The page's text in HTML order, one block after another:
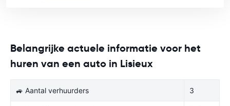
Belangrijke actuele informatie voor het
huren van een auto in Lisieux
🚙 Aantal verhuurders 3